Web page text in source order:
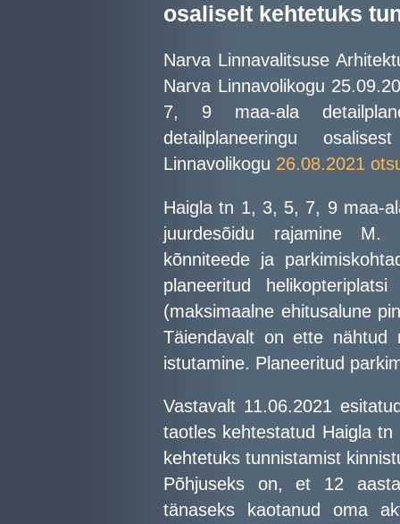
osaliselt kehtetuks
Narva Linnavalitsuse
Narva Linnavolikogu
7, 9 maa-ala
detailplaneeringu
Linnavolikogu 26.08.2021
Haigla tn 1, 3, 5, 7, 9 maa-
juurdesõidu rajamine M.
kõnniteede ja
planeeritud
(maksimaalne ehitusalune
Täiendavalt on ette nähtud
istutamine. Planeeritud
Vastavalt 11.06.2021
taotles kehtestatud Haigla
kehtetuks tunnistamist
Põhjuseks on, et 12
tänaseks kaotanud oma